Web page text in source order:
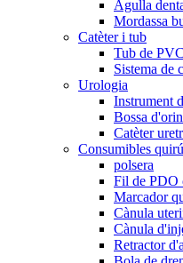
Agulla
Mordassa
Catèter i tub
Tub de PVC
Sistema de
Urologia
Instrument
Bossa
Catèter
Consumibles
polsera
Fil de PDO
Marcador
Cànula
Cànula
Retractor